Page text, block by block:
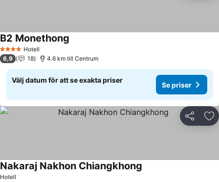
4 StjärnorHotell
B2 Monethong
6,9 18 4.6 km till Centrum
Välj datum för att se exakta priser
Se priser
Dela
Hotell
Nakaraj Nakhon Chiangkhong